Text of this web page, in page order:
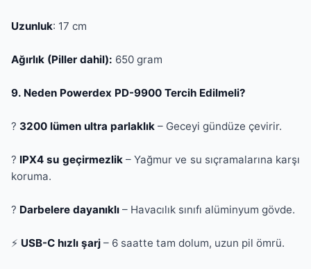
Uzunluk: 17 cm
Ağırlık (Piller dahil): 650 gram
9. Neden Powerdex PD-9900 Tercih Edilmeli?
? 3200 lümen ultra parlaklık – Geceyi gündüze çevirir.
? IPX4 su geçirmezlik– Yağmur ve su sıçramalarına karşı
koruma.
? Darbelere dayanıklı – Havacılık sınıfı alüminyum gövde.
⚡ USB-C hızlı şarj – 6 saatte tam dolum, uzun pil ömrü.